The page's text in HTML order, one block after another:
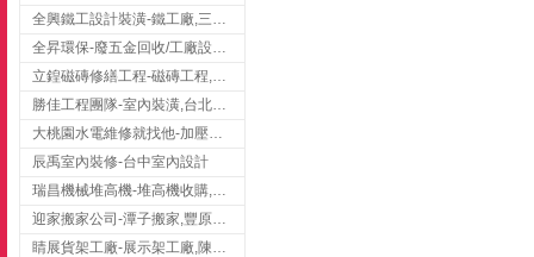
全興鐵工設計裝潢-鐵工廠,三峽鐵工廠,台北鐵工廠
全昇環保-廢五金回收/工廠設備收購/機械設備回收/高價收購廠房設備
立鍠磁磚修繕工程-磁磚工程,磁磚修補,新竹磁磚工程
勝佳工程團隊-室內裝潢,台北房屋裝修,三重室內裝修
大桃園水電維修就找他-加壓馬達,抽水馬達,桃園水電行,中壢水電
辰禹室內裝修-台中室內設計
瑞昌機械堆高機-堆高機收購,新北市堆高機,桃園堆高機
迎家搬家公司-潭子搬家,豐原搬家,大雅搬家,大甲搬家,台中推薦搬家,台中搬家
睛展貨架工廠-展示架工廠,陳列架,台中展示架工廠